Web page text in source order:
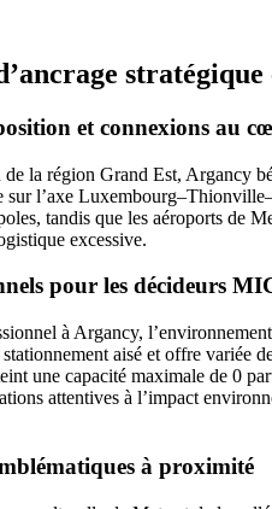
et connexions au
de la région Grand Est, Argancy
sur l’axe
tandis que les aéroports de
excessive.
pour les décideurs
à Argancy,
aisé et offre variée
une capacité maximale de 0
attentives à l’impact
à proximité